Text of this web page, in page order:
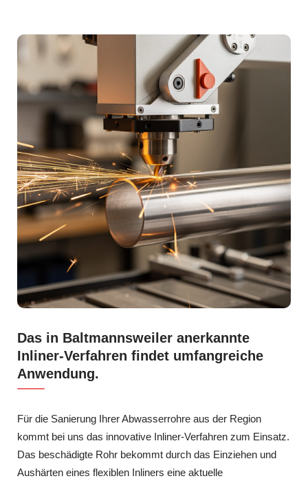
Das in Baltmannsweiler anerkannte
Inliner-Verfahren findet umfangreiche
Anwendung.
Für die Sanierung Ihrer Abwasserrohre aus der Region
kommt bei uns das innovative Inliner-Verfahren zum Einsatz.
Das beschädigte Rohr bekommt durch das Einziehen und
Aushärten eines flexiblen Inliners eine aktuelle